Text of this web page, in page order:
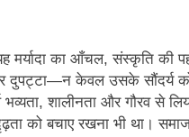
3 Years Ago
सम्पादकीय : इंडिया
3 Years Ago
नोसेना प्रमुख एडमिरल आर हरि
का आँचल, संस्कृति की
दुपट्टा—न केवल उसके सौंदर्य को
शालीनता और गौरव से
को बचाए रखना भी था।